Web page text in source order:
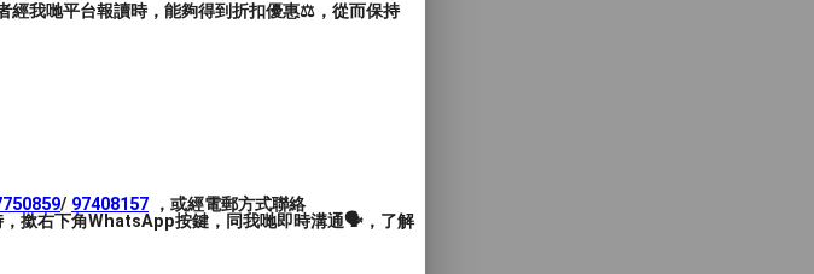
經我哋平台報讀時，能夠得到折扣優惠⚖️，從而保持
/ 97408157 ，或經電郵方式聯絡
，撳右下角WhatsApp按鍵，同我哋即時溝通🗣️，了解